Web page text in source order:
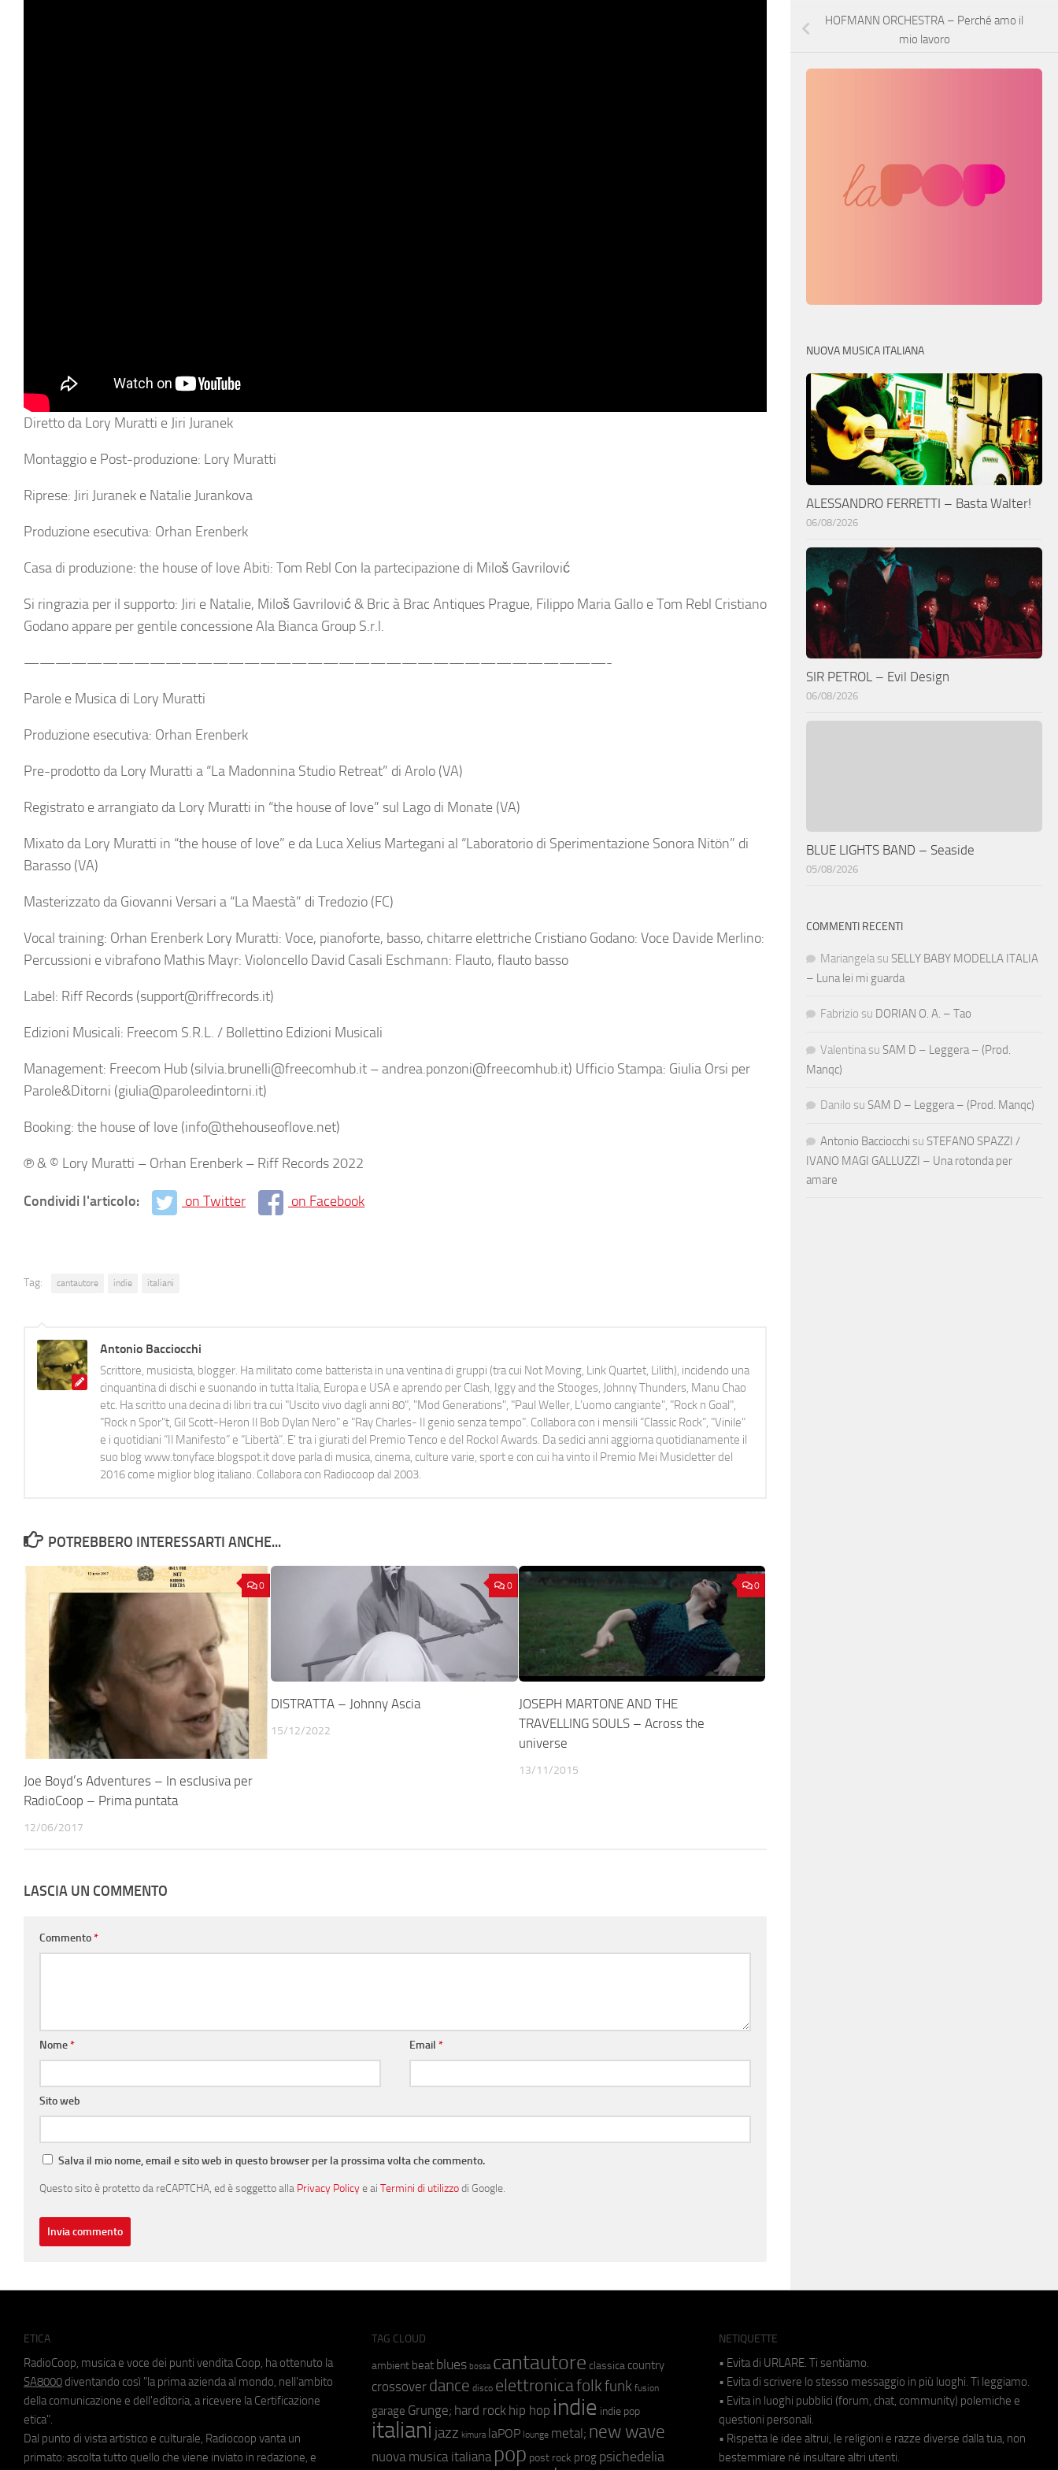
Diretto da Lory Muratti e Jiri Juranek
Montaggio e Post-produzione: Lory Muratti
Riprese: Jiri Juranek e Natalie Jurankova
Produzione esecutiva: Orhan Erenberk
Casa di produzione: the house of love Abiti: Tom Rebl Con la partecipazione di Miloš Gavrilović
Si ringrazia per il supporto: Jiri e Natalie, Miloš Gavrilović & Bric à Brac Antiques Prague, Filippo Maria Gallo e Tom Rebl Cristiano
Godano appare per gentile concessione Ala Bianca Group S.r.l.
—————————————————————————————————————-
Parole e Musica di Lory Muratti
Produzione esecutiva: Orhan Erenberk
Pre-prodotto da Lory Muratti a “La Madonnina Studio Retreat” di Arolo (VA)
Registrato e arrangiato da Lory Muratti in “the house of love” sul Lago di Monate (VA)
Mixato da Lory Muratti in “the house of love” e da Luca Xelius Martegani al “Laboratorio di Sperimentazione Sonora Nitön” di
Barasso (VA)
Masterizzato da Giovanni Versari a “La Maestà” di Tredozio (FC)
Vocal training: Orhan Erenberk Lory Muratti: Voce, pianoforte, basso, chitarre elettriche Cristiano Godano: Voce Davide Merlino:
Percussioni e vibrafono Mathis Mayr: Violoncello David Casali Eschmann: Flauto, flauto basso
Label: Riff Records (support@riffrecords.it)
Edizioni Musicali: Freecom S.R.L. / Bollettino Edizioni Musicali
Management: Freecom Hub (silvia.brunelli@freecomhub.it – andrea.ponzoni@freecomhub.it) Ufficio Stampa: Giulia Orsi per
Parole&Ditorni (giulia@paroleedintorni.it)
Booking: the house of love (info@thehouseoflove.net)
℗ & © Lory Muratti – Orhan Erenberk – Riff Records 2022
Condividi l'articolo: on Twitter on Facebook
Tag: cantautore indie italiani
Antonio Bacciocchi
Scrittore, musicista, blogger. Ha militato come batterista in una ventina di gruppi (tra cui Not Moving, Link Quartet, Lilith), incidendo una
cinquantina di dischi e suonando in tutta Italia, Europa e USA e aprendo per Clash, Iggy and the Stooges, Johnny Thunders, Manu Chao
etc. Ha scritto una decina di libri tra cui "Uscito vivo dagli anni 80", "Mod Generations", "Paul Weller, L’uomo cangiante", "Rock n Goal",
"Rock n Spor"t, Gil Scott-Heron Il Bob Dylan Nero" e "Ray Charles- Il genio senza tempo". Collabora con i mensili “Classic Rock”, "Vinile"
e i quotidiani “Il Manifesto” e “Libertà”. E' tra i giurati del Premio Tenco e del Rockol Awards. Da sedici anni aggiorna quotidianamente il
suo blog www.tonyface.blogspot.it dove parla di musica, cinema, culture varie, sport e con cui ha vinto il Premio Mei Musicletter del
2016 come miglior blog italiano. Collabora con Radiocoop dal 2003.
POTREBBERO INTERESSARTI ANCHE...
0
Joe Boyd’s Adventures – In esclusiva per
RadioCoop – Prima puntata
12/06/2017
0
DISTRATTA – Johnny Ascia
15/12/2022
0
JOSEPH MARTONE AND THE
TRAVELLING SOULS – Across the
universe
13/11/2015
LASCIA UN COMMENTO
Commento*
Nome* Email*
Sito web
Salva il mio nome, email e sito web in questo browser per la prossima volta che commento.
Questo sito è protetto da reCAPTCHA, ed è soggetto alla Privacy Policye ai Termini di utilizzodi Google.
HOFMANN ORCHESTRA – Perché amo il
mio lavoro
NUOVA MUSICA ITALIANA
ALESSANDRO FERRETTI – Basta Walter!
06/08/2026
SIR PETROL – Evil Design
06/08/2026
BLUE LIGHTS BAND – Seaside
05/08/2026
COMMENTI RECENTI
Mariangela su SELLY BABY MODELLA ITALIA
– Luna lei mi guarda
Fabrizio su DORIAN O. A. – Tao
Valentina su SAM D – Leggera – (Prod.
Manqc)
Danilo su SAM D – Leggera – (Prod. Manqc)
Antonio Bacciocchi su STEFANO SPAZZI /
IVANO MAGI GALLUZZI – Una rotonda per
amare
ETICA
RadioCoop, musica e voce dei punti vendita Coop, ha ottenuto la
SA8000 diventando così "la prima azienda al mondo, nell'ambito
della comunicazione e dell'editoria, a ricevere la Certificazione
etica".
Dal punto di vista artistico e culturale, Radiocoop vanta un
primato: ascolta tutto quello che viene inviato in redazione, e
TAG CLOUD
ambient beat blues bossa cantautore classica country
crossover dance disco elettronicafolkfunk fusion
garage Grunge; hard rock hip hop indie indie pop
italiani jazz kimura laPOP lounge metal; new wave
nuova musica italiana pop post rock prog psichedelia
NETIQUETTE
• Evita di URLARE. Ti sentiamo.
• Evita di scrivere lo stesso messaggio in più luoghi. Ti leggiamo.
• Evita in luoghi pubblici (forum, chat, community) polemiche e
questioni personali.
• Rispetta le idee altrui, le religioni e razze diverse dalla tua, non
bestemmiare né insultare altri utenti.